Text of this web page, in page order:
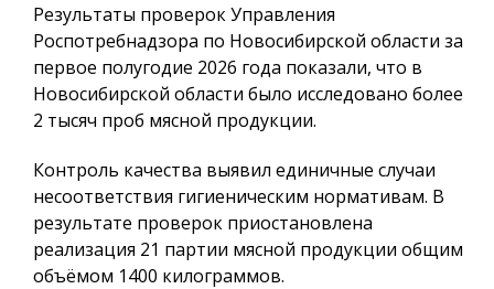
Результаты проверок Управления
Роспотребнадзора по Новосибирской области за
первое полугодие 2026 года показали, что в
Новосибирской области было исследовано более
2 тысяч проб мясной продукции.
Контроль качества выявил единичные случаи
несоответствия гигиеническим нормативам. В
результате проверок приостановлена
реализация 21 партии мясной продукции общим
объёмом 1400 килограммов.